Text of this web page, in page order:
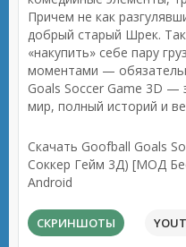
Причем не как
добрый старый Шрек.
«накупить» себе пару
моментами —
Goals Soccer Game 3D —
мир, полный историй и
Скачать Goofball Goals
Соккер Гейм 3Д) [МОД
Android
СКРИНШОТЫ